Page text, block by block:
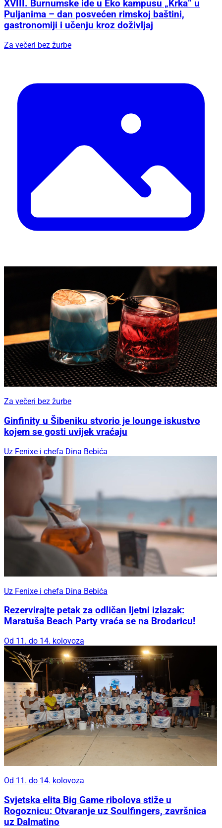
XVIII. Burnumske ide u Eko kampusu „Krka“ u
Puljanima – dan posvećen rimskoj baštini,
gastronomiji i učenju kroz doživljaj
Za večeri bez žurbe
Za večeri bez žurbe
Ginfinity u Šibeniku stvorio je lounge iskustvo
kojem se gosti uvijek vraćaju
Uz Fenixe i chefa Dina Bebića
Uz Fenixe i chefa Dina Bebića
Rezervirajte petak za odličan ljetni izlazak:
Maratuša Beach Party vraća se na Brodaricu!
Od 11. do 14. kolovoza
Od 11. do 14. kolovoza
Svjetska elita Big Game ribolova stiže u
Rogoznicu: Otvaranje uz Soulfingers, završnica
uz Dalmatino